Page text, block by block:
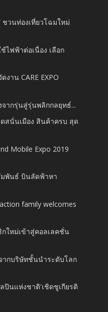
ชวนท่องเที่ยวโฉมใหม่
ไฟฟ้าต่อเนื่อง เลือก
าน CARE EXPO
จากรุ่นสู่รุ่นพลิกกลยุทธ์...
ดสนั่นเมือง สินค้าครบ สุด
Mobile Expo 2019
พันธ์ บินลัดฟ้าหา
family welcomes
ใหม่เข้าสู่คอลเลคชั่น
ากบริษัทชั้นนำระดับโลก
ปินแห่งชาติ'เชิดชูเกียรติ